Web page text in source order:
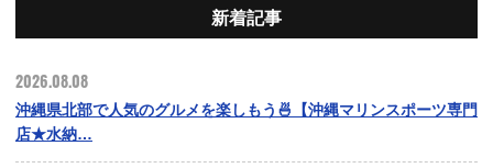
新着記事
2026.08.08
沖縄県北部で人気のグルメを楽しもう🍜【沖縄マリンスポーツ専門
店★水納…